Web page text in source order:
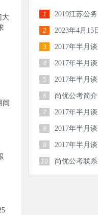
大
间
1 2019江苏公
2
2023年4月15
汇总
3 2017年半月
4 2017年半月
5 2017年半月
6 尚优公考简介
7 2017年半月
8 2017年半月
9 2017年半月
10 尚优公考联